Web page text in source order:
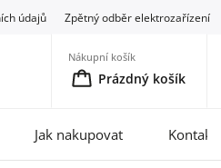
údajů Zpětný odběr elektrozařízení
Nákupní košík
Prázdný košík
Jak nakupovat